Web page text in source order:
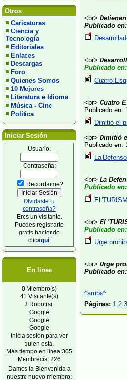
Otros
Caricaturas
Ciencia y
Tecnología
Editoriales
Enlaces
Descargas
Foro
Quienes Somos
10 Mejores
Literatura e Idioma
Música - Cine
Política
Iniciar Sesión
Usuario:
Contraseña:
Recordarme?
Olvidaste tu
contraseña?
Eres un visitante.
Puedes registrarte
gratis haciendo
clicaquí.
En linea
0 Miembro(s)
41 Visitante(s)
3 Robot(s):
Google
Google
Google
Inicia sesión para ver
quien está.
Más tiempo en linea:305
Membrecía: 226
Damos la Bienvenida a
nuestro nuevo miembro:
<br>
Publicado en:
<br>
Publicado en:
Cuatro
<br> Cuatro
Publicado en:
Dimitió el
<br> Dimitió
Publicado en:
La
<br> La
Publicado en:
El
<br> El
Publicado en:
Urge
<br> Urge
Publicado en:
^arriba^
Páginas: 1 2 3